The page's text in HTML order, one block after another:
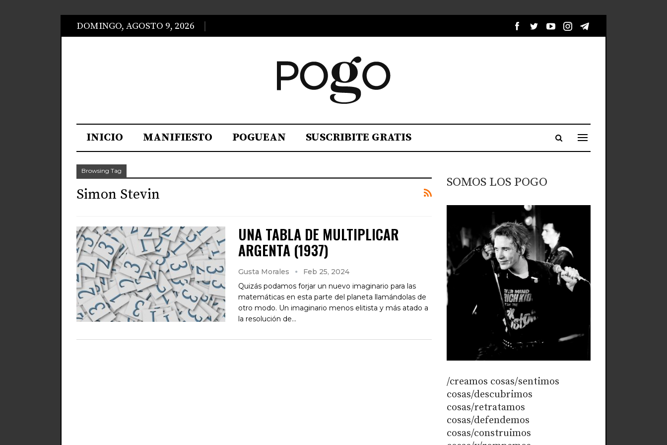
DOMINGO, AGOSTO 9, 2026
INICIO MANIFIESTO POGUEAN SUSCRIBITE GRATIS
Browsing Tag
Simon Stevin
UNA TABLA DE MULTIPLICAR
ARGENTA (1937)
Gusta Morales
Feb 25, 2024
Quizás podamos forjar un nuevo imaginario para las
matemáticas en esta parte del planeta llamándolas de
otro modo. Un imaginario menos elitista y más atado a
la resolución de…
SOMOS LOS POGO
/creamos cosas/sentimos
cosas/descubrimos
cosas/retratamos
cosas/defendemos
cosas/construimos